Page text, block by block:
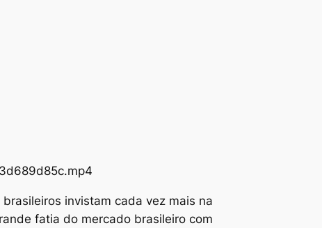
invistam cada vez mais na
fatia do mercado brasileiro com